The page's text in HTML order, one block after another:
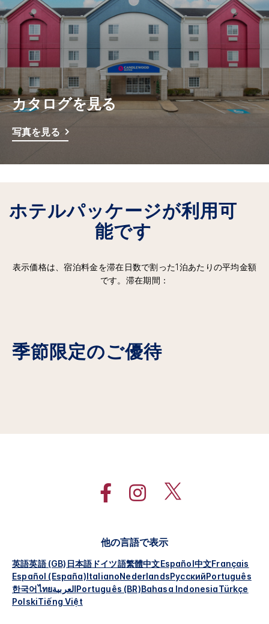
カタログを見る
写真を見る
ホテルパッケージが利用可
能です
表示価格は、宿泊料金を滞在日数で割った1泊あたりの平均金額
です。滞在期間：
季節限定のご優待
他の言語で表示
英語英語 (GB) 日本語 ドイツ語繁體中文Español中文Français
Español (España)ItalianoNederlandsРусскийPortuguês
한국어ไทยالعربيةPortuguês (BR)Bahasa IndonesiaTürkçe
PolskiTiếng Việt